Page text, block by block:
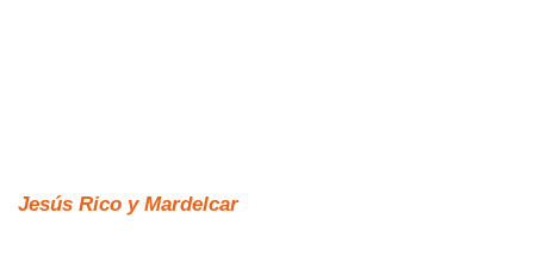
Jesús Rico y Mardelcar